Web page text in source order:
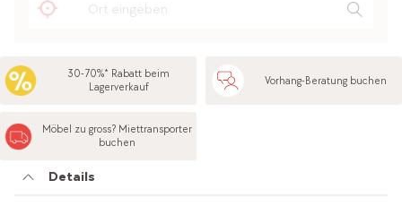
30-70%* Rabatt beim
Lagerverkauf
Vorhang-Beratung buchen
Möbel zu gross? Miettransporter
buchen
Details